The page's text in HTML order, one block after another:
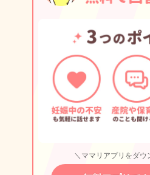
＼ママリアプリをダウ